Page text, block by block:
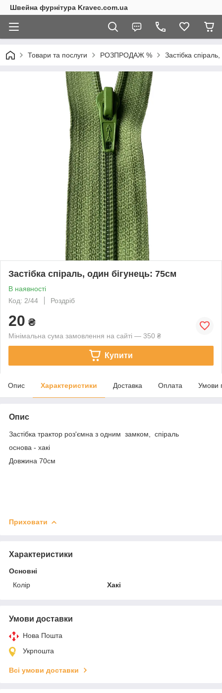
Швейна фурнітура Kravec.com.ua
Товари та послуги РОЗПРОДАЖ % Застібка
Застібка спіраль, один бігунець: 75см
В наявності
Код: 2/44
Роздріб
20 ₴
Мінімальна сума замовлення на сайті — 350 ₴
Купити
Опис Характеристики Доставка Оплата Умови
Опис
Застібка трактор роз'ємна з одним замком, спіраль
основа - хакі
Довжина 70см
Приховати
Характеристики
Основні
Колір
Хакі
Умови доставки
Нова Пошта
Укрпошта
Всі умови доставки